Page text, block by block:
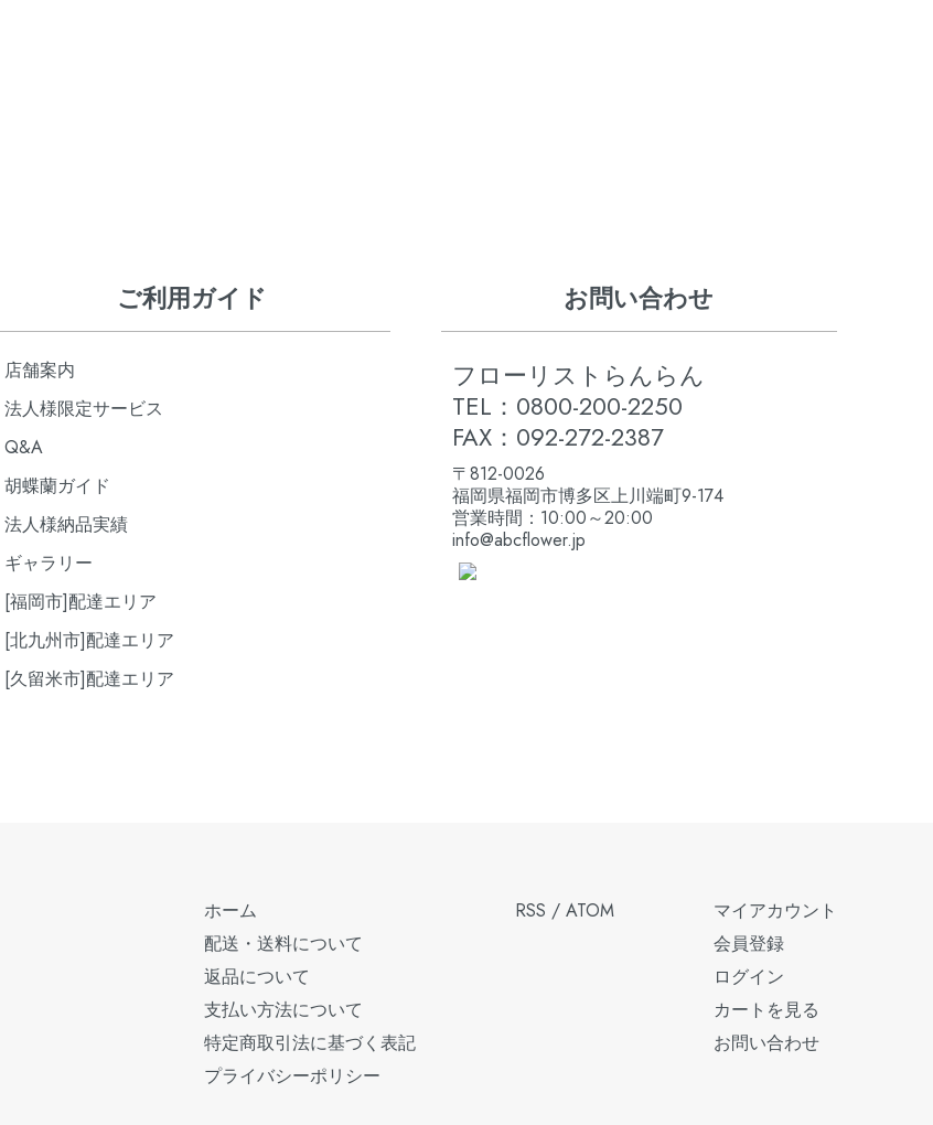
ご利用ガイド
店舗案内
法人様限定サービス
Q&A
胡蝶蘭ガイド
法人様納品実績
ギャラリー
[福岡市]配達エリア
[北九州市]配達エリア
[久留米市]配達エリア
お問い合わせ
フローリストらんらん
TEL：0800-200-2250
FAX：092-272-2387
〒812-0026
福岡県福岡市博多区上川端町9-174
営業時間：10:00～20:00
info@abcflower.jp
ホーム
配送・送料について
返品について
支払い方法について
特定商取引法に基づく表記
プライバシーポリシー
RSS / ATOM
マイアカウント
会員登録
ログイン
カートを見る
お問い合わせ